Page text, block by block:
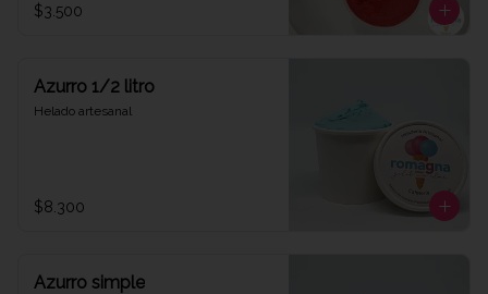
$3.500
Azurro 1/2 litro
Helado artesanal
$8.300
Azurro simple